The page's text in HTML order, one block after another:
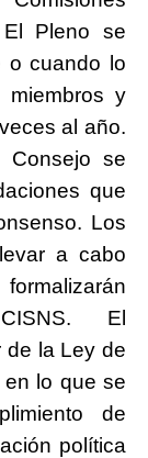
Pleno se
o cuando lo
y
al año.
Consejo se
que
Los
a cabo
El
de la Ley de
lo que se
de
política